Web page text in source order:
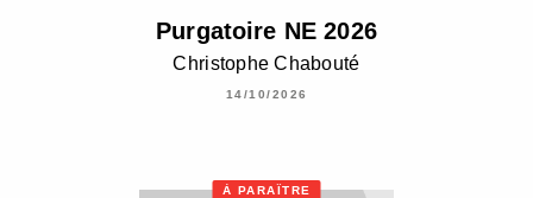
Purgatoire NE 2026
Christophe Chabouté
14/10/2026
À PARAÎTRE